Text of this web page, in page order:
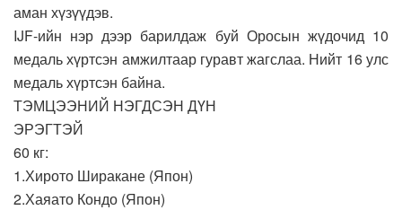
аман хүзүүдэв.
IJF-ийн нэр дээр барилдаж буй Оросын жүдочид 10
медаль хүртсэн амжилтаар гуравт жагслаа. Нийт 16 улс
медаль хүртсэн байна.
ТЭМЦЭЭНИЙ НЭГДСЭН ДҮН
ЭРЭГТЭЙ
60 кг:
1.Хирото Ширакане (Япон)
2.Хаяато Кондо (Япон)